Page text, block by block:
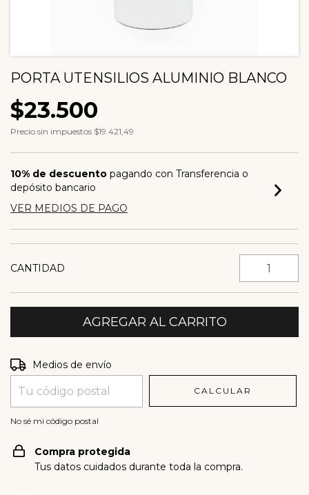
PORTA UTENSILIOS ALUMINIO BLANCO
$23.500
Precio sin impuestos $19.421,49
10% de descuento pagando con Transferencia o
depósito bancario
VER MEDIOS DE PAGO
CANTIDAD
Entregas para el CP:
Medios de envío
CALCULAR
No sé mi código postal
Compra protegida
Tus datos cuidados durante toda la compra.